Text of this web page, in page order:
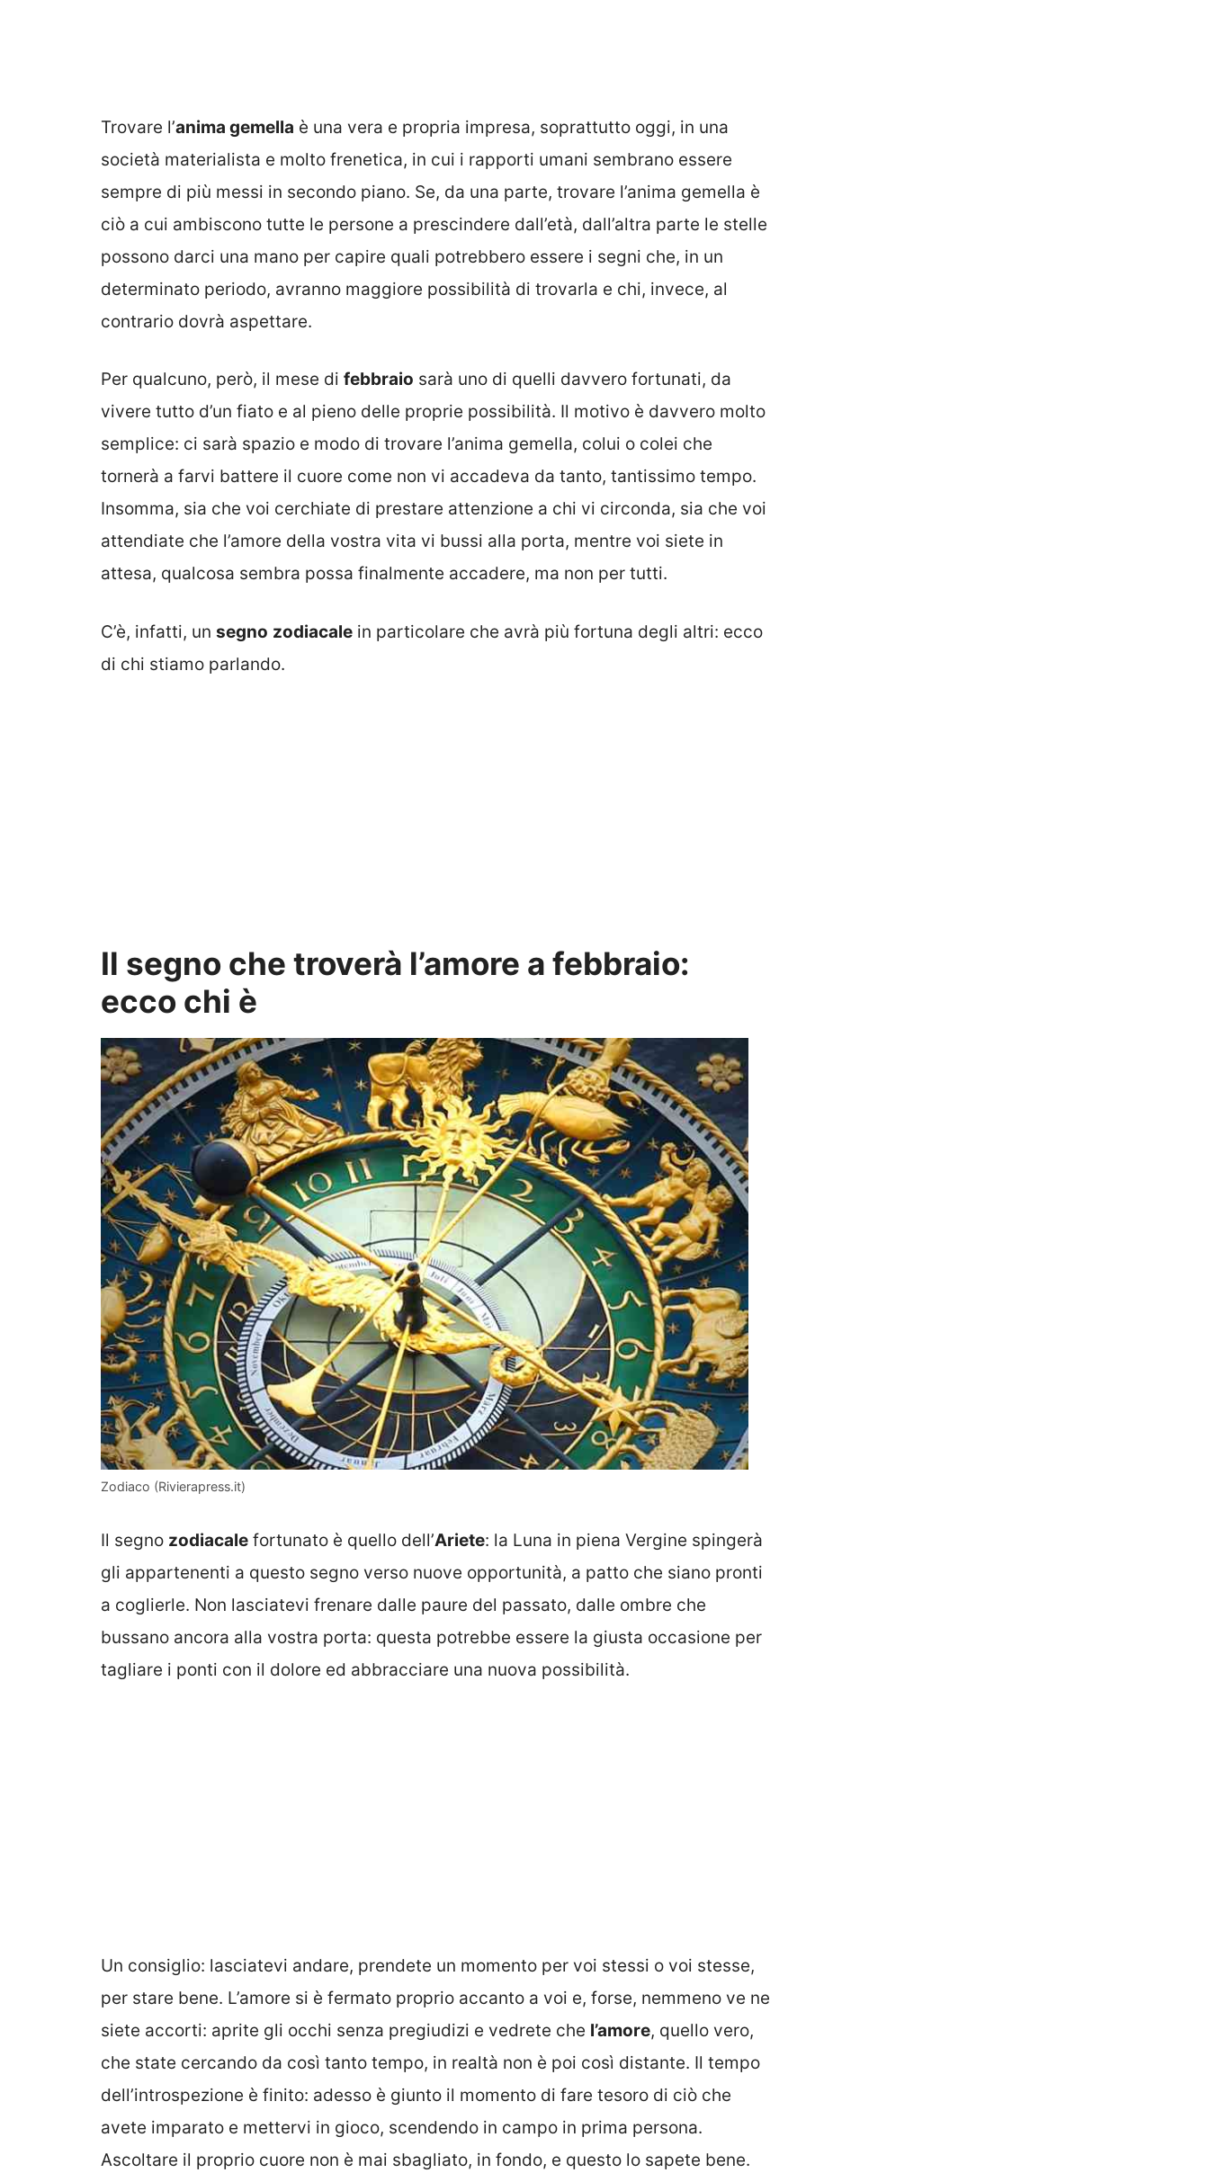
Trovare l’anima gemella è una vera e propria impresa, soprattutto oggi, in una
società materialista e molto frenetica, in cui i rapporti umani sembrano essere
sempre di più messi in secondo piano. Se, da una parte, trovare l’anima gemella è
ciò a cui ambiscono tutte le persone a prescindere dall’età, dall’altra parte le stelle
possono darci una mano per capire quali potrebbero essere i segni che, in un
determinato periodo, avranno maggiore possibilità di trovarla e chi, invece, al
contrario dovrà aspettare.
Per qualcuno, però, il mese di febbraio sarà uno di quelli davvero fortunati, da
vivere tutto d’un fiato e al pieno delle proprie possibilità. Il motivo è davvero molto
semplice: ci sarà spazio e modo di trovare l’anima gemella, colui o colei che
tornerà a farvi battere il cuore come non vi accadeva da tanto, tantissimo tempo.
Insomma, sia che voi cerchiate di prestare attenzione a chi vi circonda, sia che voi
attendiate che l’amore della vostra vita vi bussi alla porta, mentre voi siete in
attesa, qualcosa sembra possa finalmente accadere, ma non per tutti.
C’è, infatti, un segno zodiacale in particolare che avrà più fortuna degli altri: ecco
di chi stiamo parlando.
Il segno che troverà l’amore a febbraio:
ecco chi è
Zodiaco (Rivierapress.it)
Il segno zodiacale fortunato è quello dell’Ariete: la Luna in piena Vergine spingerà
gli appartenenti a questo segno verso nuove opportunità, a patto che siano pronti
a coglierle. Non lasciatevi frenare dalle paure del passato, dalle ombre che
bussano ancora alla vostra porta: questa potrebbe essere la giusta occasione per
tagliare i ponti con il dolore ed abbracciare una nuova possibilità.
Un consiglio: lasciatevi andare, prendete un momento per voi stessi o voi stesse,
per stare bene. L’amore si è fermato proprio accanto a voi e, forse, nemmeno ve ne
siete accorti: aprite gli occhi senza pregiudizi e vedrete che l’amore, quello vero,
che state cercando da così tanto tempo, in realtà non è poi così distante. Il tempo
dell’introspezione è finito: adesso è giunto il momento di fare tesoro di ciò che
avete imparato e mettervi in gioco, scendendo in campo in prima persona.
Ascoltare il proprio cuore non è mai sbagliato, in fondo, e questo lo sapete bene.